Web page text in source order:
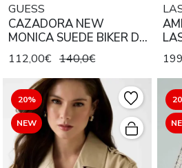
GUESS
CAZADORA NEW
MONICA SUEDE BIKER DE
EFECTO ANTE WOODEN
FLOWER CREMA
112,00€ 140,0€
20%
NEW